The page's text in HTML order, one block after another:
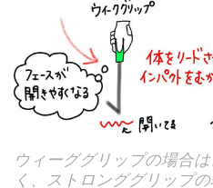
ウィーググリップの場合
く、ストロンググリップ